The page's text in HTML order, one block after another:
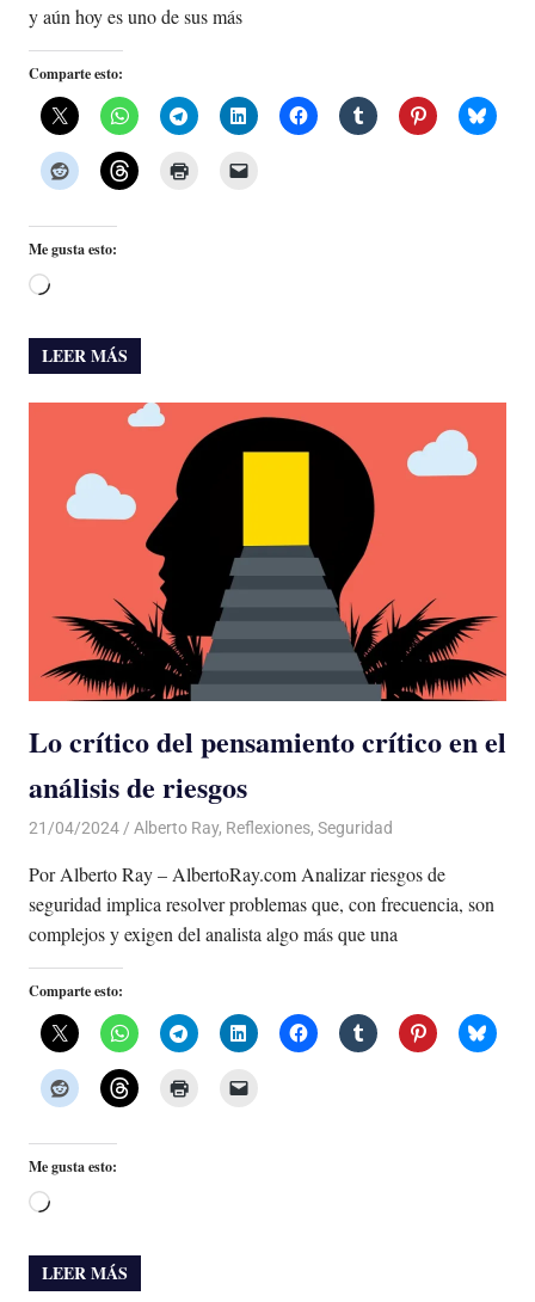
y aún hoy es uno de sus más
Comparte esto:
Me gusta esto:
Cargando...
LEER MÁS
Lo crítico del pensamiento crítico en el
análisis de riesgos
21/04/2024 De todo un Poco
Alberto Ray, Reflexiones, Seguridad
Por Alberto Ray – AlbertoRay.com Analizar riesgos de
seguridad implica resolver problemas que, con frecuencia, son
complejos y exigen del analista algo más que una
Comparte esto:
Me gusta esto:
Cargando...
LEER MÁS